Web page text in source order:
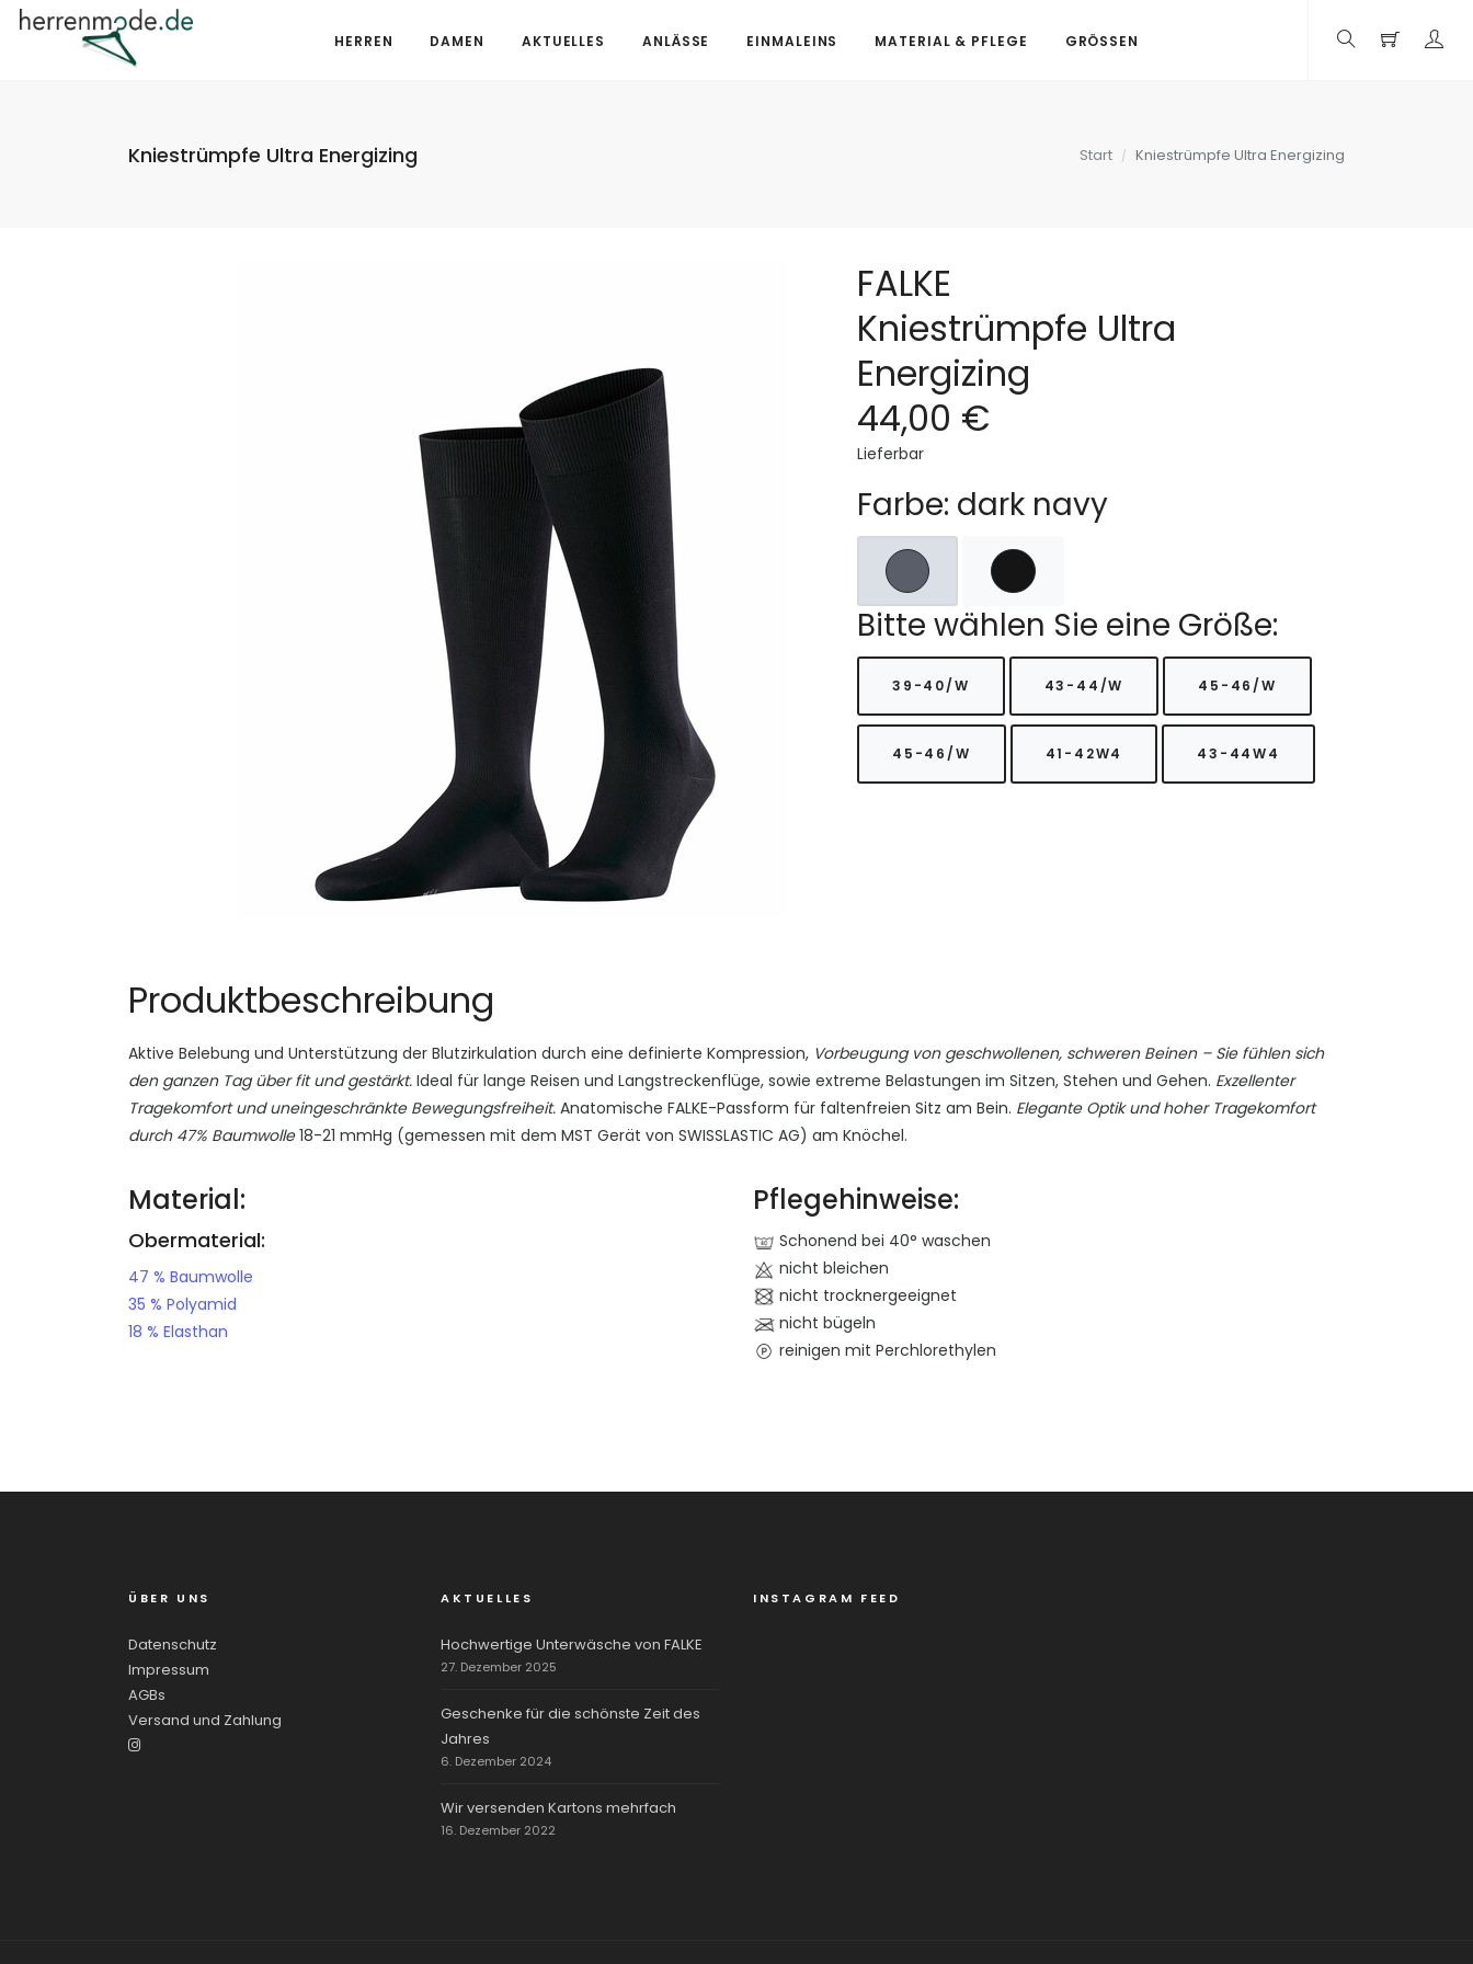
HERREN DAMEN AKTUELLES ANLÄSSE EINMALEINS MATERIAL & PFLEGE GRÖSSEN
Kniestrümpfe Ultra Energizing Start Kniestrümpfe Ultra Energizing
FALKE
Kniestrümpfe Ultra
Energizing
44,00 €
Lieferbar
Farbe: dark navy
Bitte wählen Sie eine Größe:
39-40/W 43-44/W 45-46/W
45-46/W 41-42W4 43-44W4
Produktbeschreibung
Aktive Belebung und Unterstützung der Blutzirkulation durch eine definierte Kompression, Vorbeugung von geschwollenen, schweren Beinen – Sie fühlen sich
den ganzen Tag über fit und gestärkt. Ideal für lange Reisen und Langstreckenflüge, sowie extreme Belastungen im Sitzen, Stehen und Gehen. Exzellenter
Tragekomfort und uneingeschränkte Bewegungsfreiheit. Anatomische FALKE-Passform für faltenfreien Sitz am Bein. Elegante Optik und hoher Tragekomfort
durch 47% Baumwolle18-21 mmHg (gemessen mit dem MST Gerät von SWISSLASTIC AG) am Knöchel.
Material:
Obermaterial:
47 % Baumwolle
35 % Polyamid
18 % Elasthan
Pflegehinweise:
Schonend bei 40° waschen
nicht bleichen
nicht trocknergeeignet
nicht bügeln
reinigen mit Perchlorethylen
ÜBER UNS
Datenschutz
Impressum
AGBs
Versand und Zahlung
AKTUELLES
Hochwertige Unterwäsche von FALKE
27. Dezember 2025
Geschenke für die schönste Zeit des
Jahres
6. Dezember 2024
Wir versenden Kartons mehrfach
16. Dezember 2022
INSTAGRAM FEED